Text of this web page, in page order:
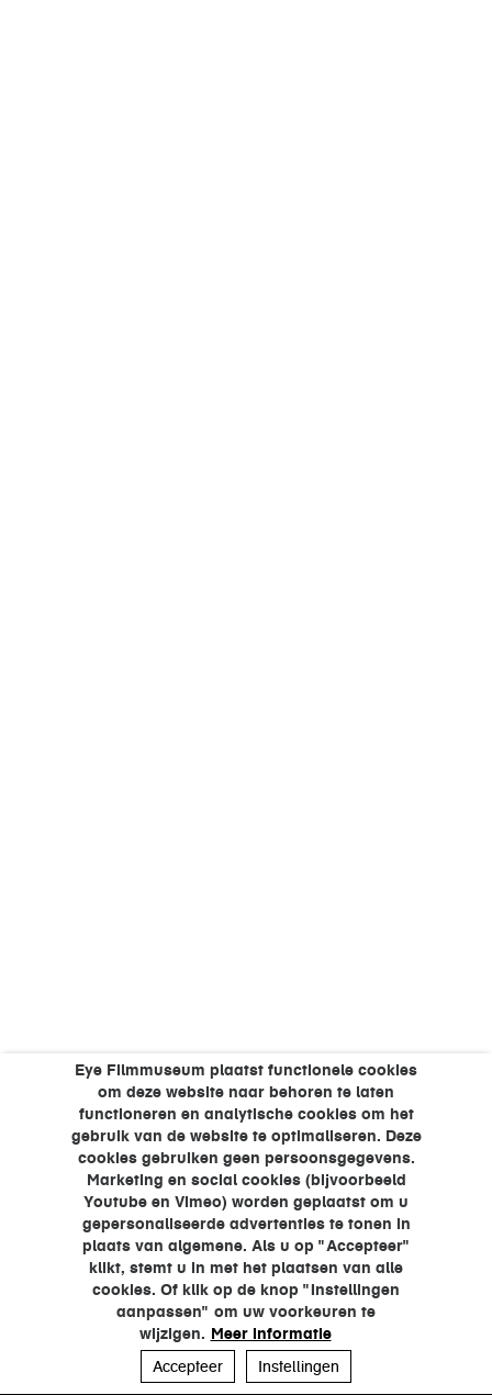
Eye Filmmuseum plaatst functionele cookies
om deze website naar behoren te laten
functioneren en analytische cookies om het
gebruik van de website te optimaliseren. Deze
cookies gebruiken geen persoonsgegevens.
Marketing en social cookies (bijvoorbeeld
Youtube en Vimeo) worden geplaatst om u
gepersonaliseerde advertenties te tonen in
plaats van algemene. Als u op "Accepteer"
klikt, stemt u in met het plaatsen van alle
cookies. Of klik op de knop "Instellingen
aanpassen" om uw voorkeuren te
wijzigen. Meer informatie
Accepteer
Instellingen